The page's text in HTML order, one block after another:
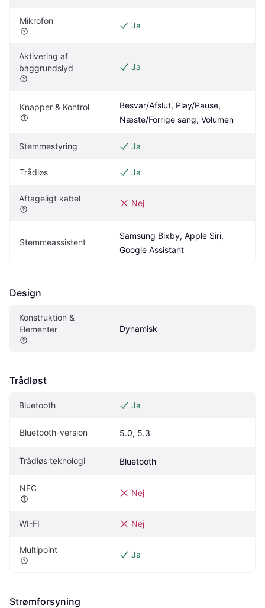
Mikrofon Ja
Aktivering af
baggrundslyd
Ja
Knapper & Kontrol
Besvar/Afslut, Play/Pause,
Næste/Forrige sang, Volumen
Stemmestyring Ja
Trådløs Ja
Aftageligt kabel Nej
Stemmeassistent
Samsung Bixby, Apple Siri,
Google Assistant
Design
Konstruktion &
Elementer
Dynamisk
Trådløst
Bluetooth Ja
Bluetooth-version 5.0, 5.3
Trådløs teknologi Bluetooth
NFC Nej
WI-FI Nej
Multipoint Ja
Strømforsyning